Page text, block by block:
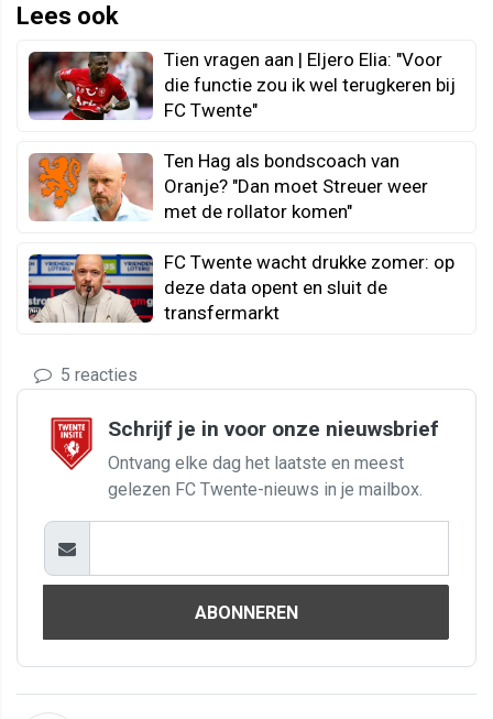
Lees ook
Tien vragen aan | Eljero Elia: "Voor
die functie zou ik wel terugkeren bij
FC Twente"
Ten Hag als bondscoach van
Oranje? "Dan moet Streuer weer
met de rollator komen"
FC Twente wacht drukke zomer: op
deze data opent en sluit de
transfermarkt
5 reacties
Schrijf je in voor onze nieuwsbrief
Ontvang elke dag het laatste en meest
gelezen FC Twente-nieuws in je mailbox.
ABONNEREN